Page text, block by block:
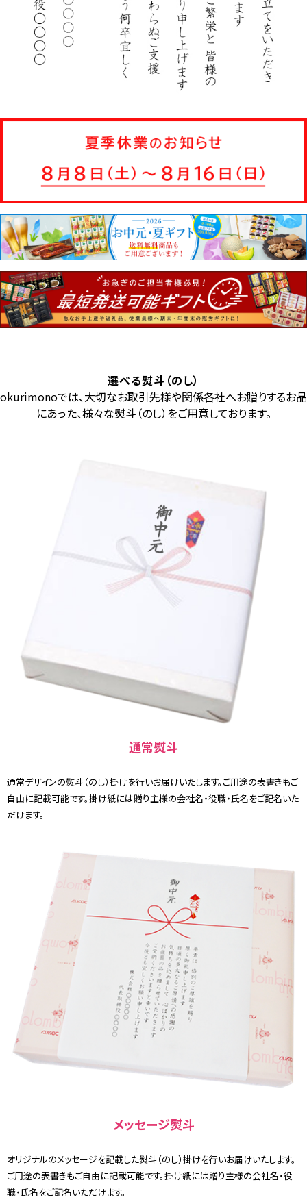
選べる熨斗（のし）
okurimonoでは、大切なお取引先様や関係各社へお贈りするお品
にあった、様々な熨斗（のし）をご用意しております。
通常熨斗
通常デザインの熨斗（のし）掛けを行いお届けいたします。ご用途の表書きもご
自由に記載可能です。掛け紙には贈り主様の会社名・役職・氏名をご記名いた
だけます。
メッセージ熨斗
オリジナルのメッセージを記載した熨斗（のし）掛けを行いお届けいたします。
ご用途の表書きもご自由に記載可能です。掛け紙には贈り主様の会社名・役
職・氏名をご記名いただけます。